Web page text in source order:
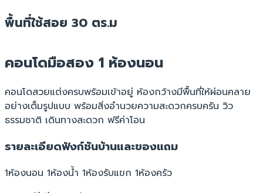
พื้นที่ใช้สอย 30 ตร.ม
คอนโดมือสอง 1 ห้องนอน
คอนโดสวยแต่งครบพร้อมเข้าอยู่ ห้องกว้างมีพื้นที่ให้ผ่อนคลาย
อย่างเต็มรูปแบบ พร้อมสิ่งอำนวยความสะดวกครบครัน วิว
ธรรมชาติ เดินทางสะดวก ฟรีค่าโอน
รายละเอียดฟังก์ชันบ้านและของแถม
1ห้องนอน 1ห้องน้ำ 1ห้องรับแขก 1ห้องครัว